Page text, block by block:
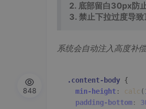
2. 底部留白30px防
3. 禁止下拉过度导致
系统会自动注入高度补
.content-body {
min-height : calc (
padding-bottom:
848